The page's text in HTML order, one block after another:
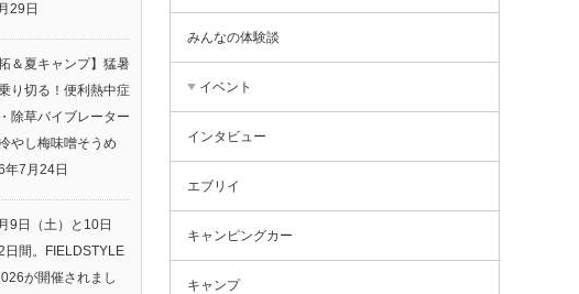
29日
拓＆夏キャンプ】猛暑
り切る！便利熱中症
除草バイブレーター
やし梅味噌そうめ
年7月24日
9日（土）と10日
2日間。FIELDSTYLE
が開催されまし
みんなの体験談
イベント
インタビュー
エブリイ
キャンピングカー
キャンプ